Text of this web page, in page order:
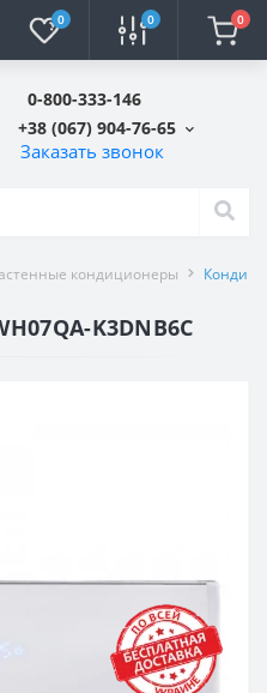
0 0 0
0-800-333-146
+38 (067) 904-76-65
Заказать звонок
кондиционеры
K3DNB6C